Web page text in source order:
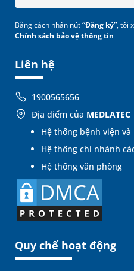
Liên hệ
1900565656
Địa điểm của MEDLATEC
Hệ thống bệnh viện
Hệ thống chi nhánh
Hệ thống văn phòng
Quy chế hoạt động
Bằng cách nhấn nút“Đăng ký”, tôi
Chính sách bảo vệ thông tin